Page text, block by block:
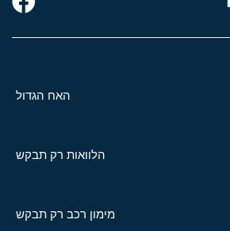
האח הגדול
הלוואות רק תבקש
מימון רכב רק תבקש